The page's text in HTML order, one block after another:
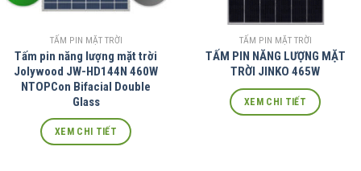
TẤM PIN MẶT TRỜI
Tấm pin năng lượng mặt trời
Jolywood JW-HD144N 460W
NTOPCon Bifacial Double
Glass
XEM CHI TIẾT
TẤM PIN MẶT TRỜI
TẤM PIN NĂNG LƯỢNG MẶT
TRỜI JINKO 465W
XEM CHI TIẾT